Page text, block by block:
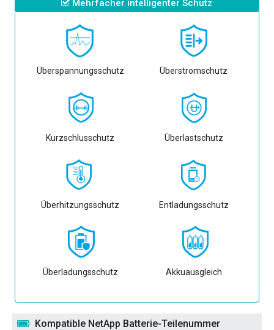
Mehrfacher intelligenter Schutz
Überspannungsschutz Überstromschutz
Kurzschlusschutz Überlastschutz
Überhitzungsschutz Entladungsschutz
Überladungsschutz Akkuausgleich
Kompatible NetApp Batterie-Teilenummer